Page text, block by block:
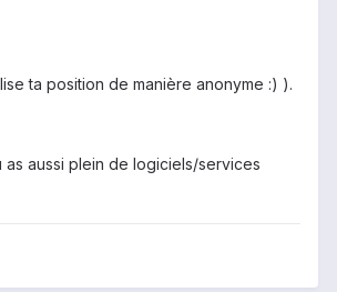
ta position de manière anonyme :) ).
aussi plein de logiciels/services